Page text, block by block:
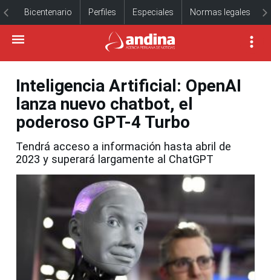
Bicentenario Perfiles Especiales Normas legales
Inteligencia Artificial: OpenAI
lanza nuevo chatbot, el
poderoso GPT-4 Turbo
Tendrá acceso a información hasta abril de
2023 y superará largamente al ChatGPT